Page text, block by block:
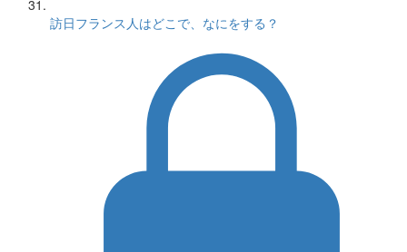
訪日フランス人はどこで、なにをする？